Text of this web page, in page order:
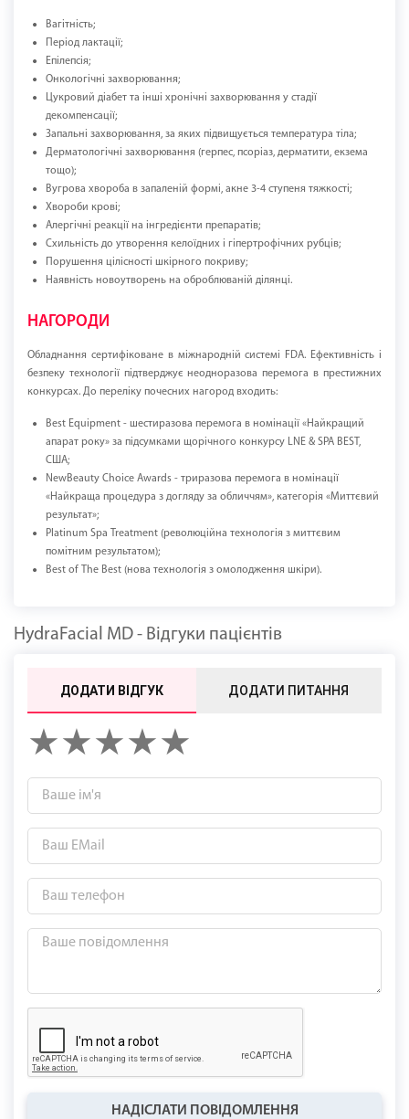
Вагітність;
Період лактації;
Епілепсія;
Онкологічні захворювання;
Цукровий діабет та інші хронічні захворювання у стадії
декомпенсації;
Запальні захворювання, за яких підвищується температура тіла;
Дерматологічні захворювання (герпес, псоріаз, дерматити, екзема
тощо);
Вугрова хвороба в запаленій формі, акне 3-4 ступеня тяжкості;
Хвороби крові;
Алергічні реакції на інгредієнти препаратів;
Схильність до утворення келоїдних і гіпертрофічних рубців;
Порушення цілісності шкірного покриву;
Наявність новоутворень на оброблюваній ділянці.
НАГОРОДИ
Обладнання сертифіковане в міжнародній системі FDA. Ефективність і
безпеку технології підтверджує неодноразова перемога в престижних
конкурсах. До переліку почесних нагород входить:
Best Equipment - шестиразова перемога в номінації «Найкращий
апарат року» за підсумками щорічного конкурсу LNE & SPA BEST,
США;
NewBeauty Choice Awards - триразова перемога в номінації
«Найкраща процедура з догляду за обличчям», категорія «Миттєвий
результат»;
Platinum Spa Treatment (революційна технологія з миттєвим
помітним результатом);
Best of The Best (нова технологія з омолодження шкіри).
HydraFacial MD - Відгуки пацієнтів
ДОДАТИ ВІДГУК ДОДАТИ ПИТАННЯ
НАДІСЛАТИ ПОВІДОМЛЕННЯ